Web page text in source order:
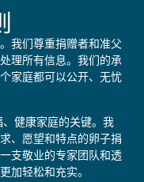
我们尊重捐赠者和准父
理所有信息。我们的承
家庭都可以公开、无忧
健康家庭的关键。我
、愿望和特点的卵子捐
支敬业的专家团队和透
加轻松和充实。